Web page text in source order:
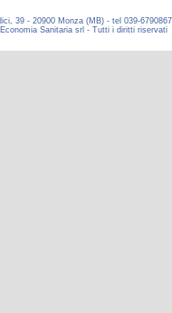
39 - 20900 Monza (MB) - tel 039-6790867
Sanitaria srl - Tutti i diritti riservati